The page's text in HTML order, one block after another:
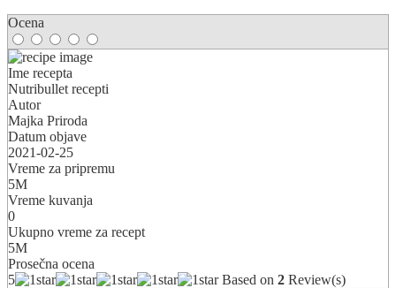
Ocena
Ime recepta
Nutribullet recepti
Autor
Majka Priroda
Datum objave
2021-02-25
Vreme za pripremu
5M
Vreme kuvanja
0
Ukupno vreme za recept
5M
Prosečna ocena
5
Based on 2 Review(s)